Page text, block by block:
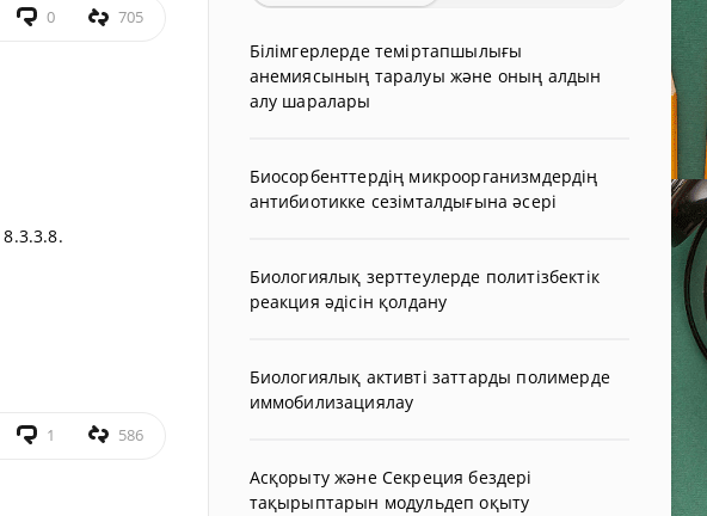
0 705
8.3.3.8.
1 586
Білімгерлерде теміртапшылығы
анемиясының таралуы және оның алдын
алу шаралары
Биосорбенттердің микроорганизмдердің
антибиотикке сезімталдығына әсері
Биологиялық зерттеулерде политізбектік
реакция әдісін қолдану
Биологиялық активті заттарды полимерде
иммобилизациялау
Асқорыту және Секреция бездері
тақырыптарын модульдеп оқыту